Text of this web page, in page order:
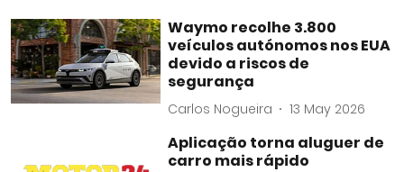
Waymo recolhe 3.800
veículos autónomos nos EUA
devido a riscos de
segurança
Carlos Nogueira 13 May 2026
Aplicação torna aluguer de
carro mais rápido